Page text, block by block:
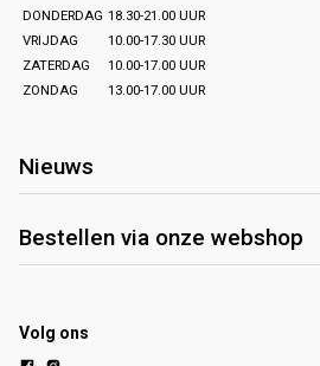
DONDERDAG 18.30-21.00 UUR
VRIJDAG
10.00-17.30 UUR
ZATERDAG
10.00-17.00 UUR
ZONDAG
13.00-17.00 UUR
Nieuws
Bestellen via onze webshop
Volg ons